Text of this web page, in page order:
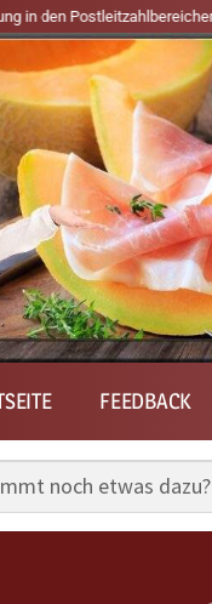
61197, 61200, 61203,
FEEDBACK